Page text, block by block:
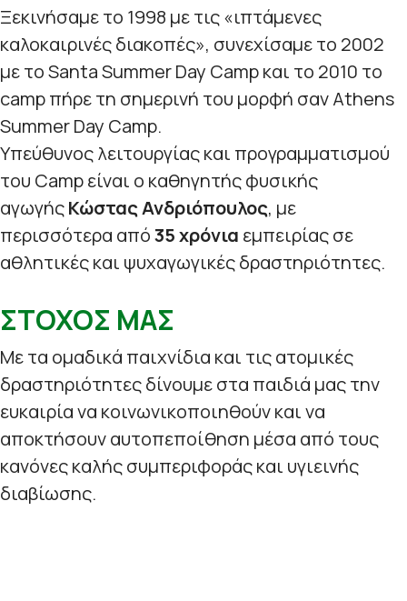
Ξεκινήσαμε το 1998 με τις «ιπτάμενες
καλοκαιρινές διακοπές», συνεχίσαμε το 2002
με το Santa Summer Day Camp και το 2010 το
camp πήρε τη σημερινή του μορφή σαν Athens
Summer Day Camp.
Υπεύθυνος λειτουργίας και προγραμματισμού
του Camp είναι ο καθηγητής φυσικής
αγωγήςΚώστας Ανδριόπουλος, με
περισσότερα από35 χρόνια εμπειρίας σε
αθλητικές και ψυχαγωγικές δραστηριότητες.
ΣΤΟΧΟΣ ΜΑΣ
Με τα ομαδικά παιχνίδια και τις ατομικές
δραστηριότητες δίνουμε στα παιδιά μας την
ευκαιρία να κοινωνικοποιηθούν και να
αποκτήσουν αυτοπεποίθηση μέσα από τους
κανόνες καλής συμπεριφοράς και υγιεινής
διαβίωσης.